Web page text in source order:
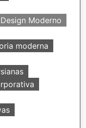
Design Moderno
moderna